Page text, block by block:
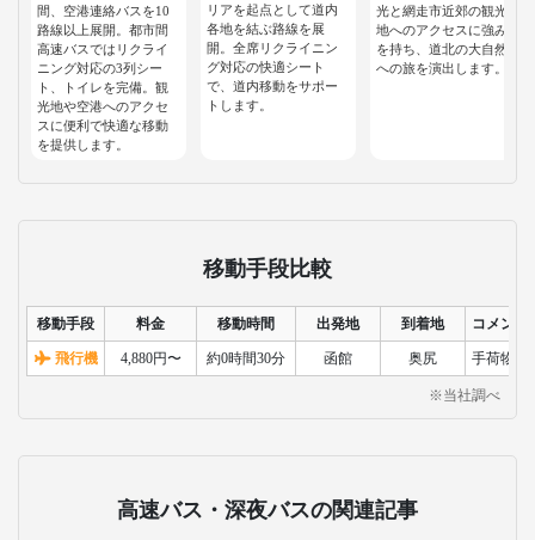
間、空港連絡バスを10
路線以上展開。都市間
高速バスではリクライ
ニング対応の3列シー
ト、トイレを完備。観
光地や空港へのアクセ
スに便利で快適な移動
を提供します。
リアを起点として道内
各地を結ぶ路線を展
開。全席リクライニン
グ対応の快適シート
で、道内移動をサポー
トします。
光と網走市近郊の観光
地へのアクセスに強み
を持ち、道北の大自然
への旅を演出します。
移動手段比較
移動手段 料金 移動時間 出発地 到着地 コメント
飛行機 4,880円〜 約0時間30分 函館 奥尻 手荷物検
※当社調べ
高速バス・深夜バスの関連記事